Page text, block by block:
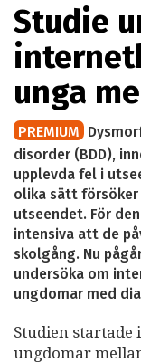
Studie
unga
PREMIUM
disorder (BDD),
upplevda fel i
olika sätt
utseendet. För
intensiva att de
skolgång. Nu
undersöka om
ungdomar med
Studien startade
ungdomar